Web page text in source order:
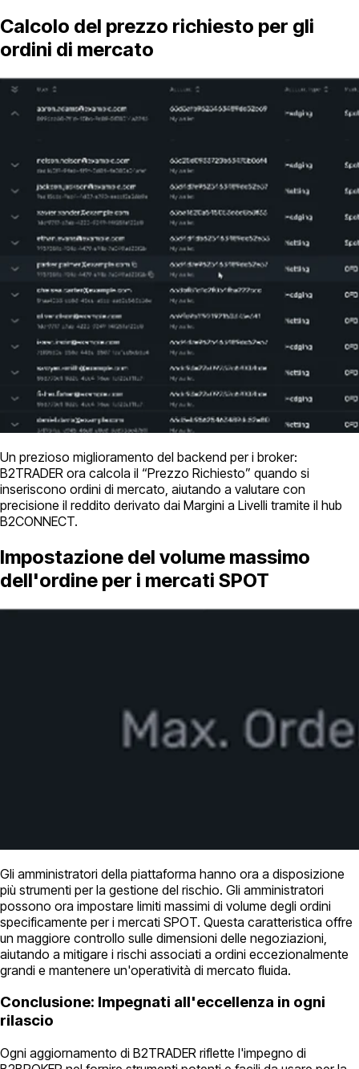
Calcolo del prezzo richiesto per gli
ordini di mercato
Un prezioso miglioramento del backend per i broker:
B2TRADER ora calcola il “Prezzo Richiesto” quando si
inseriscono ordini di mercato, aiutando a valutare con
precisione il reddito derivato dai Margini a Livelli tramite il hub
B2CONNECT.
Impostazione del volume massimo
dell'ordine per i mercati SPOT
Gli amministratori della piattaforma hanno ora a disposizione
più strumenti per la gestione del rischio. Gli amministratori
possono ora impostare limiti massimi di volume degli ordini
specificamente per i mercati SPOT. Questa caratteristica offre
un maggiore controllo sulle dimensioni delle negoziazioni,
aiutando a mitigare i rischi associati a ordini eccezionalmente
grandi e mantenere un'operatività di mercato fluida.
Conclusione: Impegnati all'eccellenza in ogni
rilascio
Ogni aggiornamento di B2TRADER riflette l'impegno di